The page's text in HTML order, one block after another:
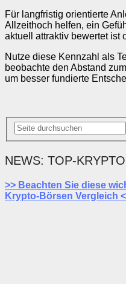
Für langfristig orientierte
Allzeithoch helfen, ein
aktuell attraktiv bewertet ist
Nutze diese Kennzahl als
beobachte den Abstand
um besser fundierte
NEWS: TOP-
>> Beachten Sie diese
Krypto-Börsen Vergleich